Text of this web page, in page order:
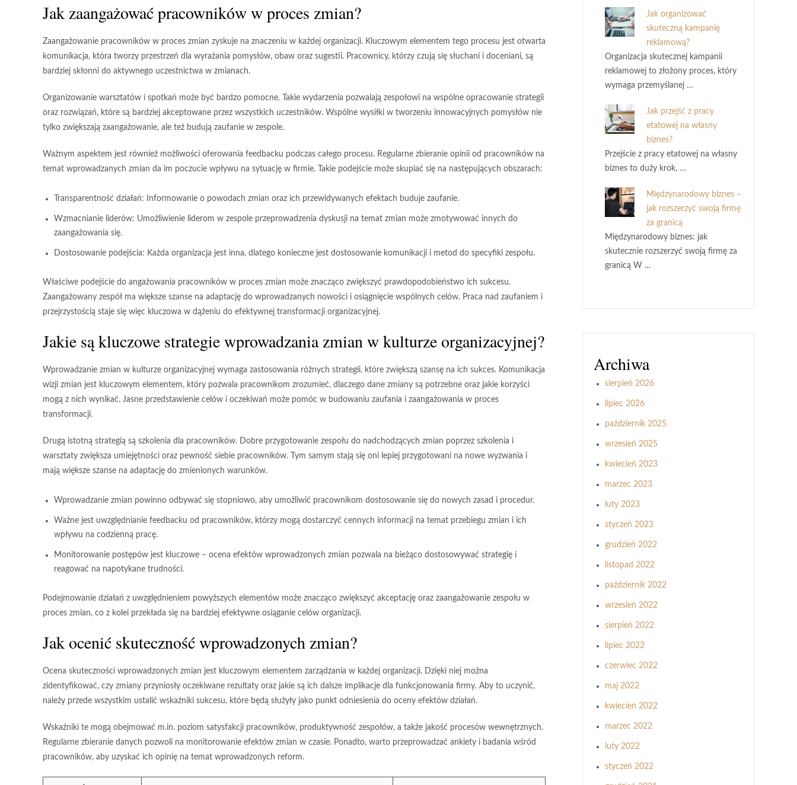
Jak zaangażować pracowników w proces zmian?
Zaangażowanie pracowników w proces zmian zyskuje na znaczeniu w każdej organizacji. Kluczowym elementem tego procesu jest otwarta
komunikacja, która tworzy przestrzeń dla wyrażania pomysłów, obaw oraz sugestii. Pracownicy, którzy czują się słuchani i doceniani, są
bardziej skłonni do aktywnego uczestnictwa w zmianach.
Organizowanie warsztatów i spotkań może być bardzo pomocne. Takie wydarzenia pozwalają zespołowi na wspólne opracowanie strategii
oraz rozwiązań, które są bardziej akceptowane przez wszystkich uczestników. Wspólne wysiłki w tworzeniu innowacyjnych pomysłów nie
tylko zwiększają zaangażowanie, ale też budują zaufanie w zespole.
Ważnym aspektem jest również możliwości oferowania feedbacku podczas całego procesu. Regularne zbieranie opinii od pracowników na
temat wprowadzanych zmian da im poczucie wpływu na sytuację w firmie. Takie podejście może skupiać się na następujących obszarach:
Transparentność działań: Informowanie o powodach zmian oraz ich przewidywanych efektach buduje zaufanie.
Wzmacnianie liderów: Umożliwienie liderom w zespole przeprowadzenia dyskusji na temat zmian może zmotywować innych do
zaangażowania się.
Dostosowanie podejścia: Każda organizacja jest inna, dlatego konieczne jest dostosowanie komunikacji i metod do specyfiki zespołu.
Właściwe podejście do angażowania pracowników w proces zmian może znacząco zwiększyć prawdopodobieństwo ich sukcesu.
Zaangażowany zespół ma większe szanse na adaptację do wprowadzanych nowości i osiągnięcie wspólnych celów. Praca nad zaufaniem i
przejrzystością staje się więc kluczowa w dążeniu do efektywnej transformacji organizacyjnej.
Jakie są kluczowe strategie wprowadzania zmian w kulturze organizacyjnej?
Wprowadzanie zmian w kulturze organizacyjnej wymaga zastosowania różnych strategii, które zwiększą szansę na ich sukces. Komunikacja
wizji zmian jest kluczowym elementem, który pozwala pracownikom zrozumieć, dlaczego dane zmiany są potrzebne oraz jakie korzyści
mogą z nich wynikać. Jasne przedstawienie celów i oczekiwań może pomóc w budowaniu zaufania i zaangażowania w proces
transformacji.
Drugą istotną strategią są szkolenia dla pracowników. Dobre przygotowanie zespołu do nadchodzących zmian poprzez szkolenia i
warsztaty zwiększa umiejętności oraz pewność siebie pracowników. Tym samym stają się oni lepiej przygotowani na nowe wyzwania i
mają większe szanse na adaptację do zmienionych warunków.
Wprowadzanie zmian powinno odbywać się stopniowo, aby umożliwić pracownikom dostosowanie się do nowych zasad i procedur.
Ważne jest uwzględnianie feedbacku od pracowników, którzy mogą dostarczyć cennych informacji na temat przebiegu zmian i ich
wpływu na codzienną pracę.
Monitorowanie postępów jest kluczowe – ocena efektów wprowadzonych zmian pozwala na bieżąco dostosowywać strategię i
reagować na napotykane trudności.
Podejmowanie działań z uwzględnieniem powyższych elementów może znacząco zwiększyć akceptację oraz zaangażowanie zespołu w
proces zmian, co z kolei przekłada się na bardziej efektywne osiąganie celów organizacji.
Jak ocenić skuteczność wprowadzonych zmian?
Ocena skuteczności wprowadzonych zmian jest kluczowym elementem zarządzania w każdej organizacji. Dzięki niej można
zidentyfikować, czy zmiany przyniosły oczekiwane rezultaty oraz jakie są ich dalsze implikacje dla funkcjonowania firmy. Aby to uczynić,
należy przede wszystkim ustalić wskaźniki sukcesu, które będą służyły jako punkt odniesienia do oceny efektów działań.
Wskaźniki te mogą obejmować m.in. poziom satysfakcji pracowników, produktywność zespołów, a także jakość procesów wewnętrznych.
Regularne zbieranie danych pozwoli na monitorowanie efektów zmian w czasie. Ponadto, warto przeprowadzać ankiety i badania wśród
pracowników, aby uzyskać ich opinię na temat wprowadzonych reform.
Jak organizować
skuteczną kampanię
reklamową?
Organizacja skutecznej kampanii
reklamowej to złożony proces, który
wymaga przemyślanej …
Jak przejść z pracy
etatowej na własny
biznes?
Przejście z pracy etatowej na własny
biznes to duży krok, …
Międzynarodowy biznes –
jak rozszerzyć swoją firmę
za granicą
Międzynarodowy biznes: jak
skutecznie rozszerzyć swoją firmę za
granicą W …
Archiwa
sierpień 2026
lipiec 2026
październik 2025
wrzesień 2025
kwiecień 2023
marzec 2023
luty 2023
styczeń 2023
grudzień 2022
listopad 2022
październik 2022
wrzesień 2022
sierpień 2022
lipiec 2022
czerwiec 2022
maj 2022
kwiecień 2022
marzec 2022
luty 2022
styczeń 2022